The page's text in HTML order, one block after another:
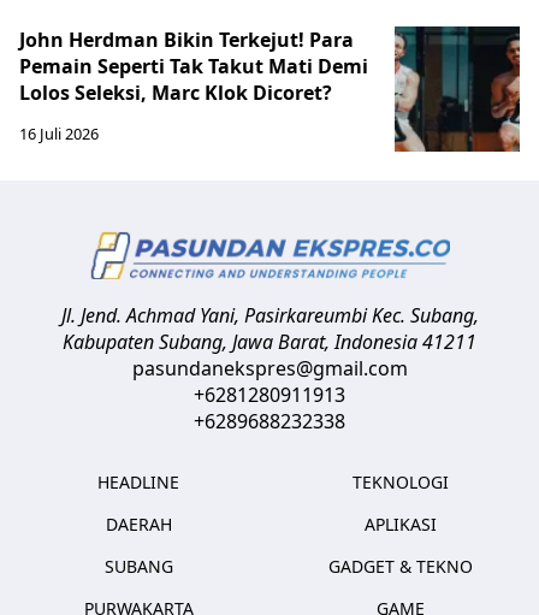
John Herdman Bikin Terkejut! Para
Pemain Seperti Tak Takut Mati Demi
Lolos Seleksi, Marc Klok Dicoret?
16 Juli 2026
Jl. Jend. Achmad Yani, Pasirkareumbi Kec. Subang,
Kabupaten Subang, Jawa Barat,Indonesia41211
pasundanekspres@gmail.com
+6281280911913
+6289688232338
HEADLINE
DAERAH
SUBANG
PURWAKARTA
TEKNOLOGI
APLIKASI
GADGET & TEKNO
GAME